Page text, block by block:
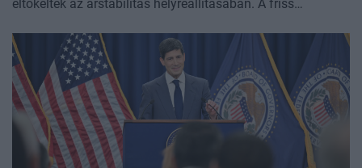
eltökéltek az árstabilitás helyreállításában. A friss
kongresszusi meghallgatásán a Fed vezetője az
áremelkedés megfékezését nevezte a legfontosabb
feladatnak.